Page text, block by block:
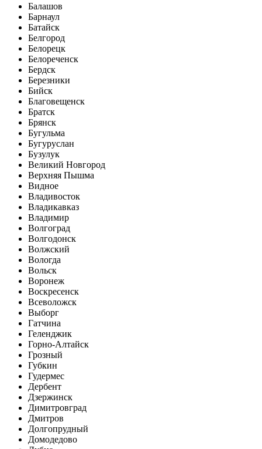
Балашов
Барнаул
Батайск
Белгород
Белорецк
Белореченск
Бердск
Березники
Бийск
Благовещенск
Братск
Брянск
Бугульма
Бугуруслан
Бузулук
Великий Новгород
Верхняя Пышма
Видное
Владивосток
Владикавказ
Владимир
Волгоград
Волгодонск
Волжский
Вологда
Вольск
Воронеж
Воскресенск
Всеволожск
Выборг
Гатчина
Геленджик
Горно-Алтайск
Грозный
Губкин
Гудермес
Дербент
Дзержинск
Димитровград
Дмитров
Долгопрудный
Домодедово